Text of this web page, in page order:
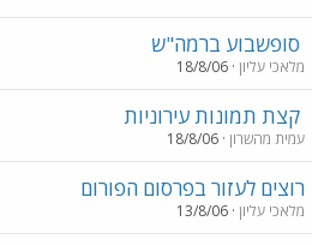
סופשבוע ברמה"ש
מלאכי עליון 18/8/06
קצת תמונות עירוניות
עמית מהשרון 18/8/06
רוצים לעזור בפרסום הפורום
מלאכי עליון 13/8/06